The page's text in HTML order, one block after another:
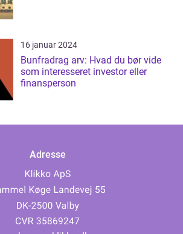
16 januar 2024
Bunfradrag arv: Hvad du bør vide
som interesseret investor eller
finansperson
Adresse